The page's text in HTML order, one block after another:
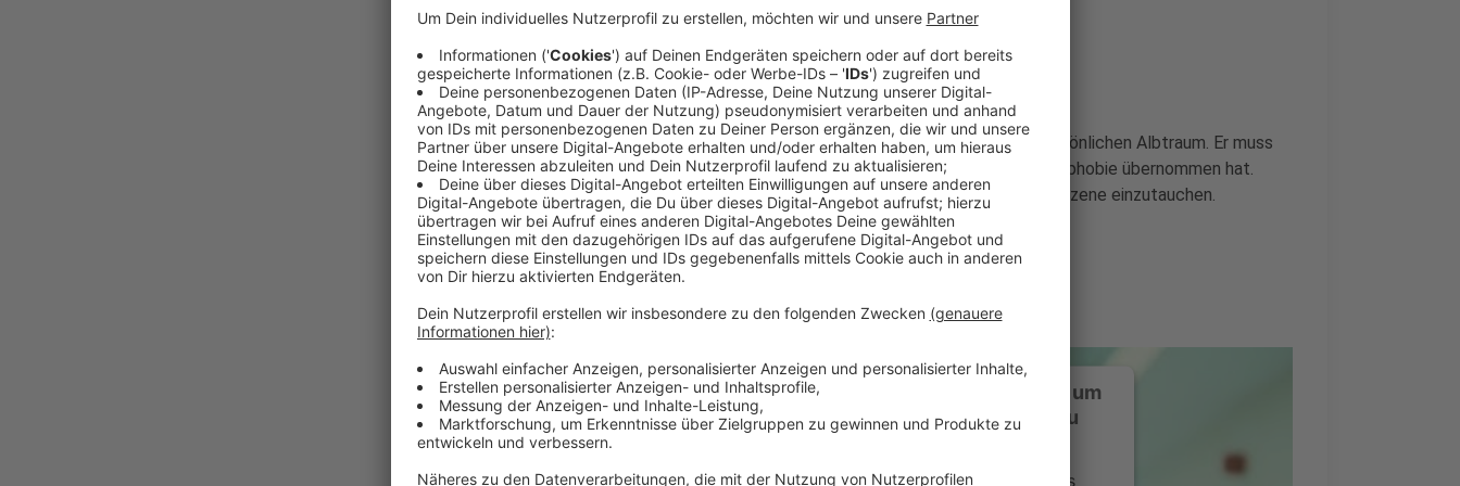
Anzeige
Was als Rettungseinsatz beginnt, wird für Salvador zu einem persönlichen Albtraum. Er muss
erkennen, dass Milena Ideologien von Hass, Rassismus und Homophobie übernommen hat.
Unfähig, dies zu akzeptieren, beschließt er, selbst in die radikale Szene einzutauchen.
Streaming-Dienst: Netflix
Anzeige
Wir benötigen Ihre Zustimmung, um
den YouTube Video-Service zu
Wir verwenden einen Service eines